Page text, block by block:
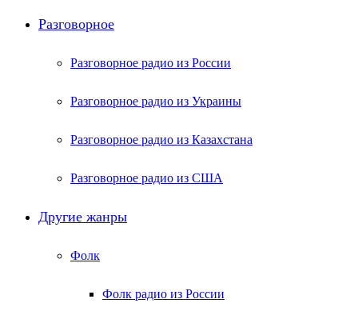
Разговорное
Разговорное радио из России
Разговорное радио из Украины
Разговорное радио из Казахстана
Разговорное радио из США
Другие жанры
Фолк
Фолк радио из России